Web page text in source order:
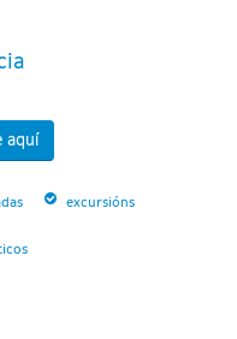
aquí
excursións